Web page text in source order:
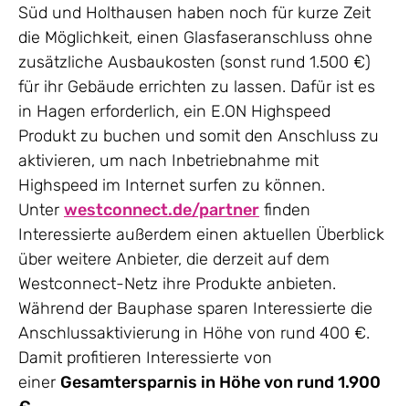
Süd und Holthausen haben noch für kurze Zeit
die Möglichkeit, einen Glasfaseranschluss ohne
zusätzliche Ausbaukosten (sonst rund 1.500 €)
für ihr Gebäude errichten zu lassen. Dafür ist es
in Hagen erforderlich, ein E.ON Highspeed
Produkt zu buchen und somit den Anschluss zu
aktivieren, um nach Inbetriebnahme mit
Highspeed im Internet surfen zu können.
Unter westconnect.de/partner finden
Interessierte außerdem einen aktuellen Überblick
über weitere Anbieter, die derzeit auf dem
Westconnect-Netz ihre Produkte anbieten.
Während der Bauphase sparen Interessierte die
Anschlussaktivierung in Höhe von rund 400 €.
Damit profitieren Interessierte von
einer Gesamtersparnis in Höhe von rund 1.900